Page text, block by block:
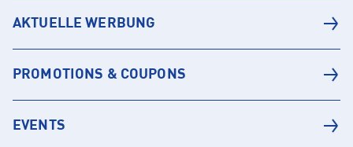
AKTUELLE WERBUNG
PROMOTIONS & COUPONS
EVENTS